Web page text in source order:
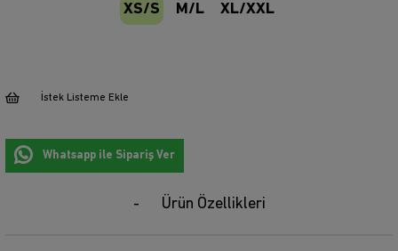
XS/S M/L XL/XXL
İstek Listeme Ekle
Whatsapp ile Sipariş Ver
Ürün Özellikleri